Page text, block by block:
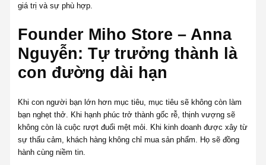
giá trị và sự phù hợp.
Founder Miho Store – Anna
Nguyễn: Tự trưởng thành là
con đường dài hạn
Khi con người bạn lớn hơn mục tiêu, mục tiêu sẽ không còn làm
bạn nghẹt thở. Khi hạnh phúc trở thành gốc rễ, thịnh vượng sẽ
không còn là cuộc rượt đuổi mệt mỏi. Khi kinh doanh được xây từ
sự thấu cảm, khách hàng không chỉ mua sản phẩm. Họ sẽ đồng
hành cùng niềm tin.